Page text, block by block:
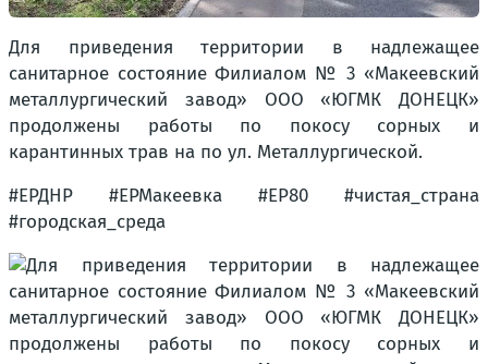
Для приведения территории в надлежащее
санитарное состояние Филиалом № 3 «Макеевский
металлургический завод» ООО «ЮГМК ДОНЕЦК»
продолжены работы по покосу сорных и
карантинных трав на по ул. Металлургической.
#ЕРДНР #ЕРМакеевка #ЕР80 #чистая_страна
#городская_среда